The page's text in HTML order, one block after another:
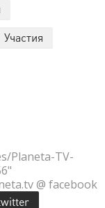
Участия
Planeta-TV-
@ facebook